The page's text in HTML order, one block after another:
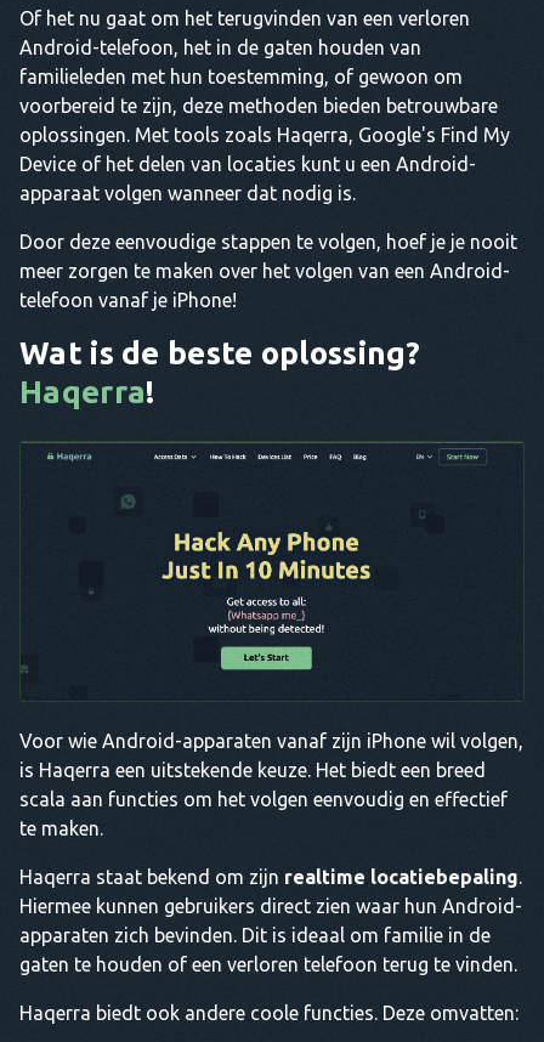
Of het nu gaat om het terugvinden van een verloren
Android-telefoon, het in de gaten houden van
familieleden met hun toestemming, of gewoon om
voorbereid te zijn, deze methoden bieden betrouwbare
oplossingen. Met tools zoals Haqerra, Google's Find My
Device of het delen van locaties kunt u een Android-
apparaat volgen wanneer dat nodig is.
Door deze eenvoudige stappen te volgen, hoef je je nooit
meer zorgen te maken over het volgen van een Android-
telefoon vanaf je iPhone!
Wat is de beste oplossing?
Haqerra!
Voor wie Android-apparaten vanaf zijn iPhone wil volgen,
is Haqerra een uitstekende keuze. Het biedt een breed
scala aan functies om het volgen eenvoudig en effectief
te maken.
Haqerra staat bekend om zijn realtime locatiebepaling.
Hiermee kunnen gebruikers direct zien waar hun Android-
apparaten zich bevinden. Dit is ideaal om familie in de
gaten te houden of een verloren telefoon terug te vinden.
Haqerra biedt ook andere coole functies. Deze omvatten: